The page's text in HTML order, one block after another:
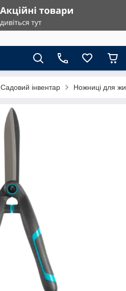
Садовий інвентар Ножниці для